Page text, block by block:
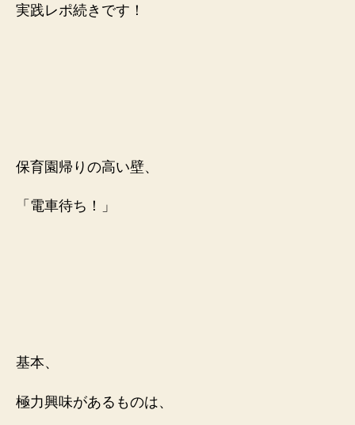
の
実践レポ続きです！
保育園帰りの高い壁、
「電車待ち！」
基本、
極力興味があるものは、